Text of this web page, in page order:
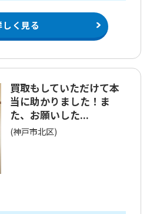
しく見る
買取もしていただけて本
当に助かりました！ま
た、お願いした...
(神戸市北区)